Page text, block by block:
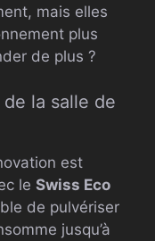
mais elles
plus
de plus ?
la salle de
est
le Swiss Eco
de pulvériser
jusqu’à